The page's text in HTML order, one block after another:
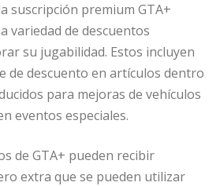
suscripción premium GTA+
variedad de descuentos
su jugabilidad. Estos incluyen
de descuento en artículos dentro
para mejoras de vehículos
eventos especiales.
de GTA+ pueden recibir
extra que se pueden utilizar